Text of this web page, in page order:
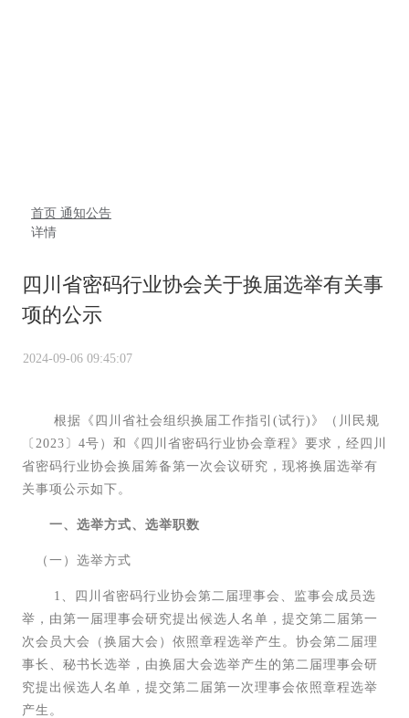
首页 通知公告
详情
四川省密码行业协会关于换届选举有关事
项的公示
2024-09-06 09:45:07
根据《四川省社会组织换届工作指引(试行)》（川民规
〔2023〕4号）和《四川省密码行业协会章程》要求，经四川
省密码行业协会换届筹备第一次会议研究，现将换届选举有
关事项公示如下。
一、选举方式、选举职数
（一）选举方式
1、四川省密码行业协会第二届理事会、监事会成员选
举，由第一届理事会研究提出候选人名单，提交第二届第一
次会员大会（换届大会）依照章程选举产生。协会第二届理
事长、秘书长选举，由换届大会选举产生的第二届理事会研
究提出候选人名单，提交第二届第一次理事会依照章程选举
产生。